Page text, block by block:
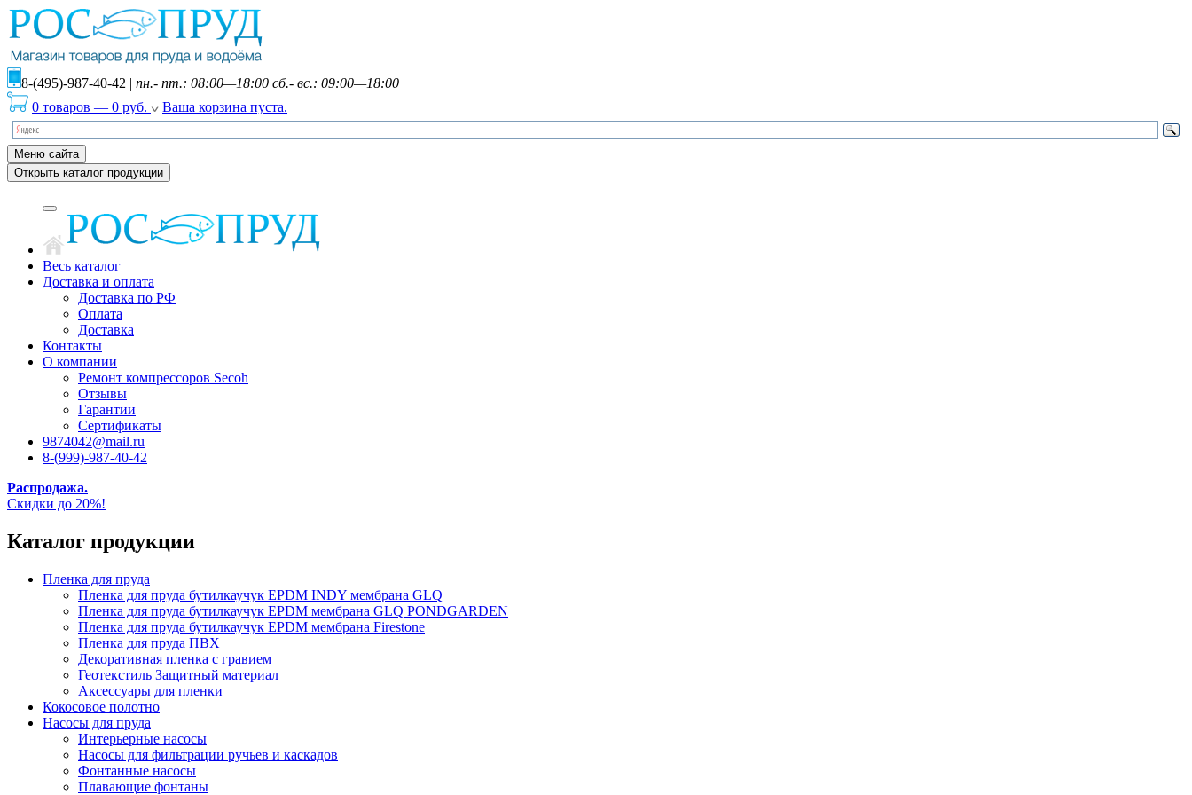
8-(495)-987-40-42 | пн.- пт.: 08:00—18:00 сб.- вс.: 09:00—18:00
0 товаров — 0 руб. Ваша корзина пуста.
Меню сайта
Открыть каталог продукции
Весь каталог
Доставка и оплата
Доставка по РФ
Оплата
Доставка
Контакты
О компании
Ремонт компрессоров Secoh
Отзывы
Гарантии
Сертификаты
9874042@mail.ru
8-(999)-987-40-42
Распродажа.
Скидки до 20%!
Каталог продукции
Пленка для пруда
Пленка для пруда бутилкаучук EPDM INDY мембрана GLQ
Пленка для пруда бутилкаучук EPDM мембрана GLQ PONDGARDEN
Пленка для пруда бутилкаучук EPDM мембрана Firestone
Пленка для пруда ПВХ
Декоративная пленка с гравием
Геотекстиль Защитный материал
Аксессуары для пленки
Кокосовое полотно
Насосы для пруда
Интерьерные насосы
Насосы для фильтрации ручьев и каскадов
Фонтанные насосы
Плавающие фонтаны